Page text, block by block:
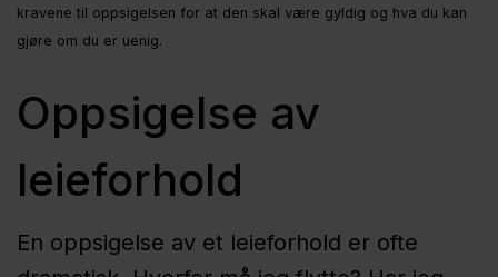
kravene til oppsigelsen for at den skal være gyldig og hva du kan
gjøre om du er uenig.
Oppsigelse av
leieforhold
En oppsigelse av et leieforhold er ofte